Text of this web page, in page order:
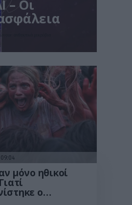
– Οι
ανθεκτικά μικρόβια
09:04
μόνο ηθικοί
ο